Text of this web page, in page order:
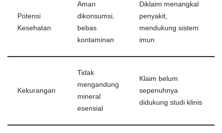
Potensi
Kesehatan
Aman
dikonsumsi,
bebas
kontaminan
Diklaim menangkal
penyakit,
mendukung sistem
imun
Kekurangan
Tidak
mengandung
mineral
esensial
Klaim belum
sepenuhnya
didukung studi klinis